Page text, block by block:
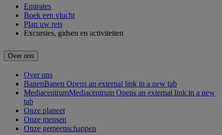
Emirates
Boek een vlucht
Plan uw reis
Excursies, gidsen en activiteiten
Over ons
Over ons
BanenBanen Opens an external link in a new tab
MediacentrumMediacentrum Opens an external link in a new
tab
Onze planeet
Onze mensen
Onze gemeenschappen